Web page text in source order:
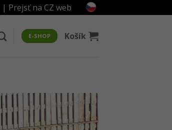
| Prejsť na CZ web
E-SHOP Košík